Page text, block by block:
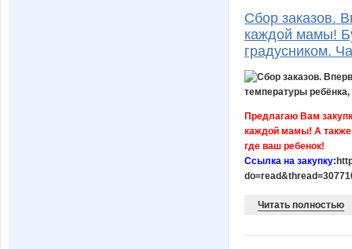
Сбор заказов.
каждой мамы!
градусником.
Предлагаю Вам
каждой мамы! А также
где ваш ребенок!
Ссылка на закупку:
Читать полностью